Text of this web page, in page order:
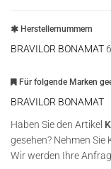
Herstellernummern
BRAVILOR BONAMAT
Für folgende Marken
BRAVILOR BONAMAT
Haben Sie den Artikel
gesehen? Nehmen
Wir werden Ihre